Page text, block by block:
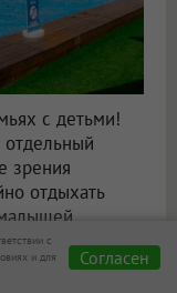
с детьми!
зрения
отдыхать
с
и для
Согласен